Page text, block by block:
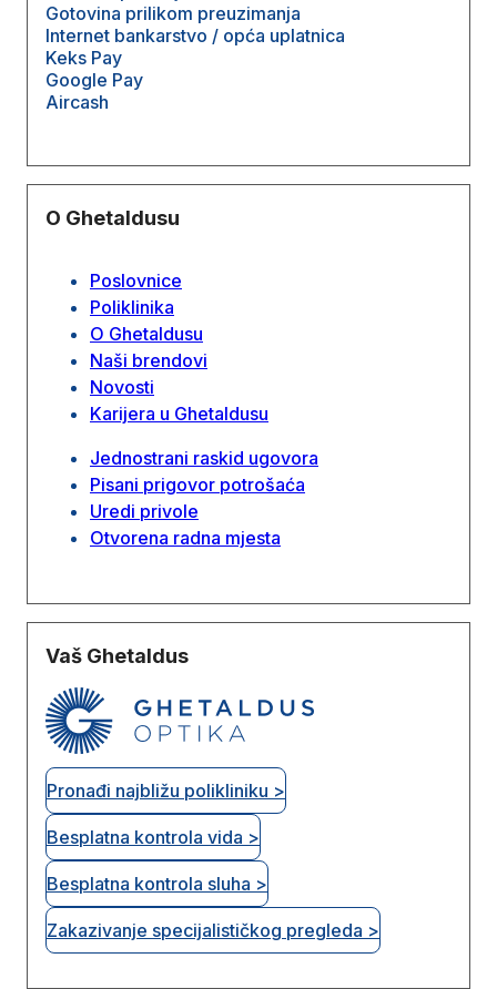
Gotovina prilikom preuzimanja
Internet bankarstvo / opća uplatnica
Keks Pay
Google Pay
Aircash
O Ghetaldusu
Poslovnice
Poliklinika
O Ghetaldusu
Naši brendovi
Novosti
Karijera u Ghetaldusu
Jednostrani raskid ugovora
Pisani prigovor potrošaća
Uredi privole
Otvorena radna mjesta
Vaš Ghetaldus
Pronađi najbližu polikliniku >
Besplatna kontrola vida >
Besplatna kontrola sluha >
Zakazivanje specijalističkog pregleda >